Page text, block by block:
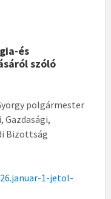
és
szóló
polgármester
Bizottság
1-jetol-